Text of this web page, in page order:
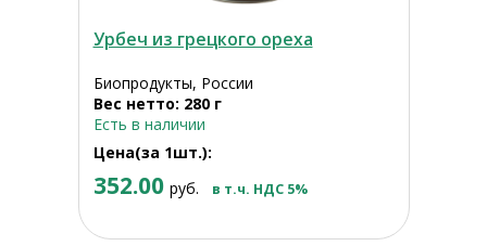
Урбеч из грецкого ореха
Биопродукты, России
Вес нетто: 280 г
Есть в наличии
Цена(за 1шт.):
352.00 руб. в т.ч. НДС 5%